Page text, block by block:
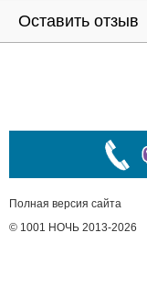
Оставить отзыв
Полная версия сайта
© 1001 НОЧЬ 2013-2026